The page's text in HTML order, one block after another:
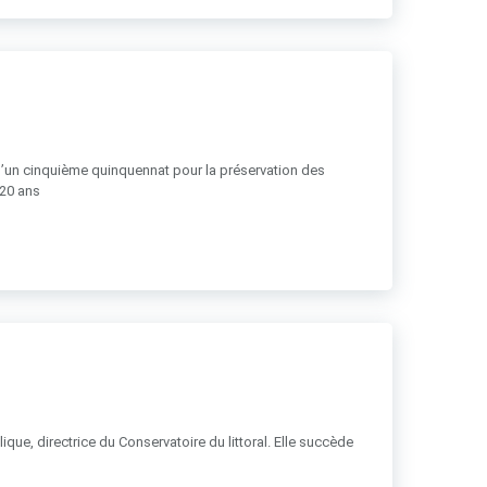
cinquième quinquennat pour la préservation des
ans
directrice du Conservatoire du littoral. Elle succède